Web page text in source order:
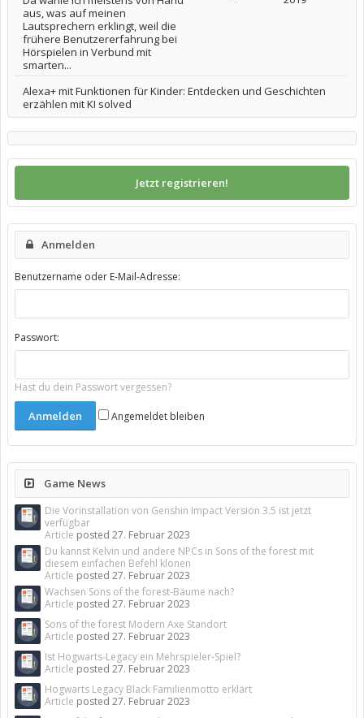
aus, was auf meinen
Lautsprechern erklingt, weil die
frühere Benutzererfahrung bei
Hörspielen in Verbund mit
smarten...
Alexa+ mit Funktionen für Kinder: Entdecken und Geschichten
erzählen mit KI solved
Jetzt registrieren!
Anmelden
Benutzername oder E-Mail-Adresse:
Passwort:
Hast du dein Passwort vergessen?
Angemeldet bleiben
Game News
Die Vorinstallation von Genshin Impact Version 3.5 ist jetzt
verfügbar
Article posted 27. Februar 2023
Du kannst Kelvin und andere NPCs in Sons of the forest mit
diesem einfachen Befehl klonen
Article posted 27. Februar 2023
Wachsen Sons of the forest-Bäume nach?
Article posted 27. Februar 2023
Sons of the forest Modern Axe Standort
Article posted 27. Februar 2023
Ist Hogwarts-Legacy ein Mehrspieler-Spiel?
Article posted 27. Februar 2023
Hogwarts Legacy Black Familienmotto erklärt
Article posted 27. Februar 2023